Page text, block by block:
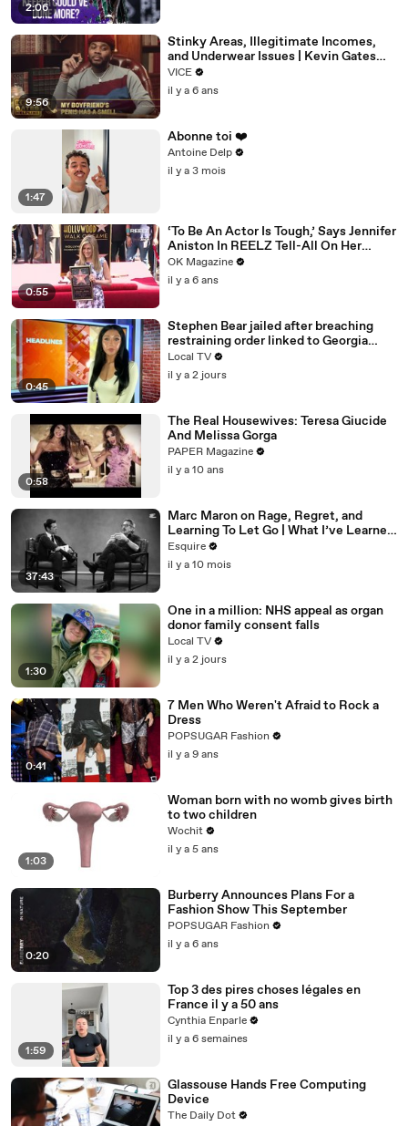
2:06
9:56
Stinky Areas, Illegitimate Incomes,
and Underwear Issues | Kevin Gates
Helpline
VICE
il y a 6 ans
1:47
Abonne toi ❤️
Antoine Delp
il y a 3 mois
0:55
‘To Be An Actor Is Tough,’ Says Jennifer
Aniston In REELZ Tell-All On Her
Highs & Lows
OK Magazine
il y a 6 ans
0:45
Stephen Bear jailed after breaching
restraining order linked to Georgia
Harrison
Local TV
il y a 2 jours
0:58
The Real Housewives: Teresa Giucide
And Melissa Gorga
PAPER Magazine
il y a 10 ans
37:43
Marc Maron on Rage, Regret, and
Learning To Let Go | What I’ve Learned
| Esquire
Esquire
il y a 10 mois
1:30
One in a million: NHS appeal as organ
donor family consent falls
Local TV
il y a 2 jours
0:41
7 Men Who Weren't Afraid to Rock a
Dress
POPSUGAR Fashion
il y a 9 ans
1:03
Woman born with no womb gives birth
to two children
Wochit
il y a 5 ans
0:20
Burberry Announces Plans For a
Fashion Show This September
POPSUGAR Fashion
il y a 6 ans
1:59
Top 3 des pires choses légales en
France il y a 50 ans
Cynthia Enparle
il y a 6 semaines
Glassouse Hands Free Computing
Device
The Daily Dot